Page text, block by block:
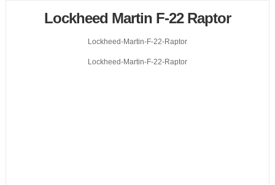
Lockheed Martin F-22 Raptor
Lockheed-Martin-F-22-Raptor
Lockheed-Martin-F-22-Raptor